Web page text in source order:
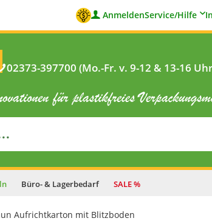
AnmeldenService/Hilfe
02373-397700 (Mo.-Fr. v. 9-12 & 13-16
Büro- & Lagerbedarf SALE %
Aufrichtkarton mit Blitzboden